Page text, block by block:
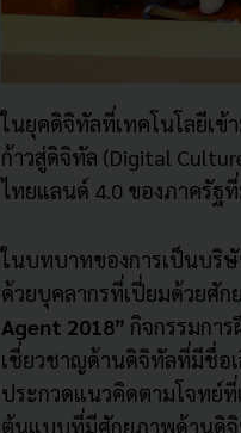
ในยุคดิจิทัลที่เทคโนโลยีเข้
ก้าวสู่ดิจิทัล (Digital
ไทยแลนด์ 4.0 ของภาครัฐที่
ในบทบาทของการเป็นบริ
ด้วยบุคลากรที่เปี่ยมด้วยศัก
Agent 2018” กิจกรรมการ
เชี่ยวชาญด้านดิจิทัลที่มีชื่อ
ประกวดแนวคิดตามโจทย์ที่
ต้นแบบที่มีศักยภาพด้านดิ